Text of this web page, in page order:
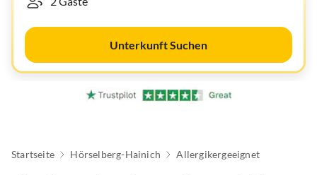
Unterkunft Suchen
Startseite Hörselberg-Hainich Allergikergeeignet